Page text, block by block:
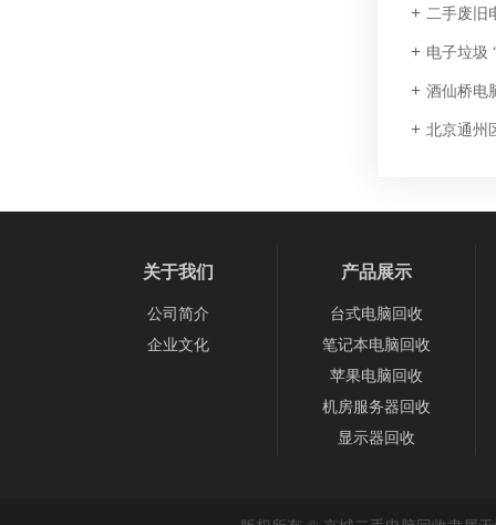
二手废旧
电子垃圾
酒仙桥电
北京通州
关于我们
公司简介
企业文化
产品展示
台式电脑回收
笔记本电脑回收
苹果电脑回收
机房服务器回收
显示器回收